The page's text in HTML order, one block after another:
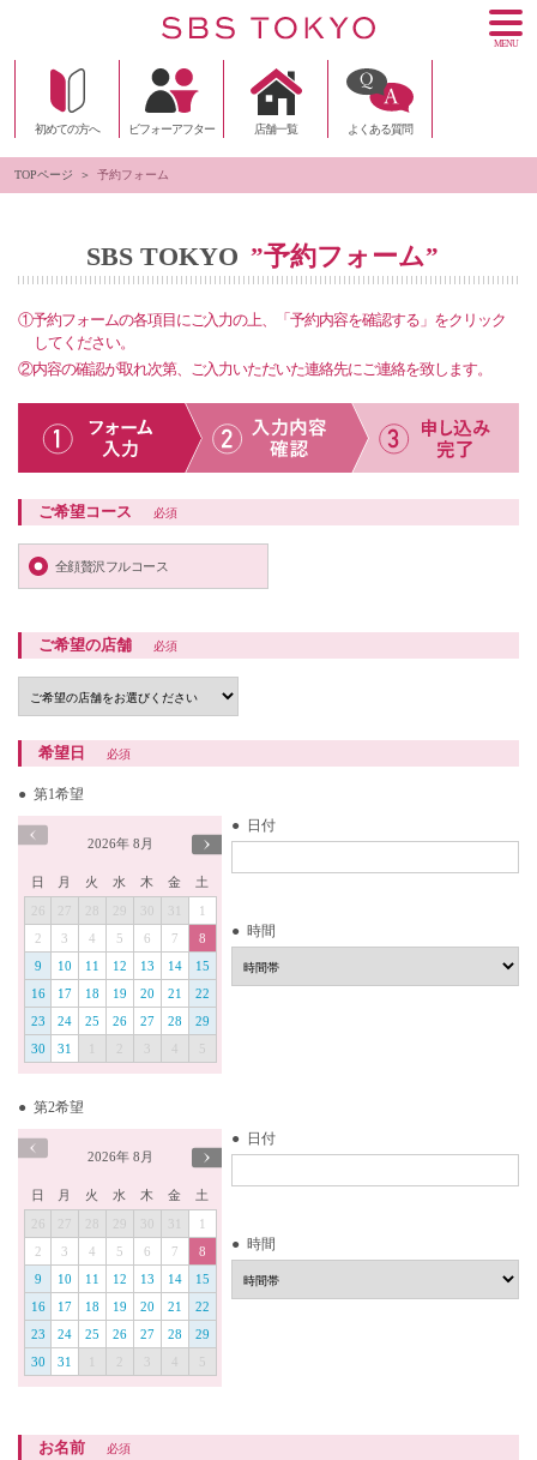
MENU
初めての方へ ビフォーアフター 店舗一覧 よくある質問
TOPページ 予約フォーム
SBS TOKYO ”予約フォーム”
①予約フォームの各項目にご入力の上、「予約内容を確認する」をクリック
してください。
②内容の確認が取れ次第、ご入力いただいた連絡先にご連絡を致します。
ご希望コース 必須
全顔贅沢フルコース
ご希望の店舗 必須
希望日 必須
第1希望
2026年 8月
日 月 火 水 木 金
土
26
27 28 29 30 31
1
2
3 4 5 6 7
8
9
10 11 12 13 14
15
16
17 18 19 20 21
22
23
24 25 26 27 28
29
30
31 3 5
日付
時間
第2希望
2026年 8月
日 月 火 水 木 金
土
26
27 28 29 30 31
1
2
3 4 5 6 7
8
9
10 11 12 13 14
15
16
17 18 19 20 21
22
23
24 25 26 27 28
29
30
31 3 5
日付
時間
お名前 必須